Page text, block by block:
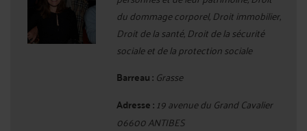
du dommage corporel, Droit immobilier,
Droit de la santé, Droit de la sécurité
sociale et de la protection sociale
Barreau : Grasse
Adresse :19 avenue du Grand Cavalier
06600 ANTIBES